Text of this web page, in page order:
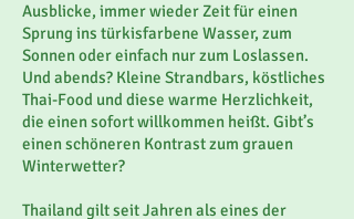
Ausblicke, immer wieder Zeit für einen
Sprung ins türkisfarbene Wasser, zum
Sonnen oder einfach nur zum Loslassen.
Und abends? Kleine Strandbars, köstliches
Thai-Food und diese warme Herzlichkeit,
die einen sofort willkommen heißt. Gibt’s
einen schöneren Kontrast zum grauen
Winterwetter?
Thailand gilt seit Jahren als eines der